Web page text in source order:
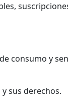
consumo y
sus derechos.